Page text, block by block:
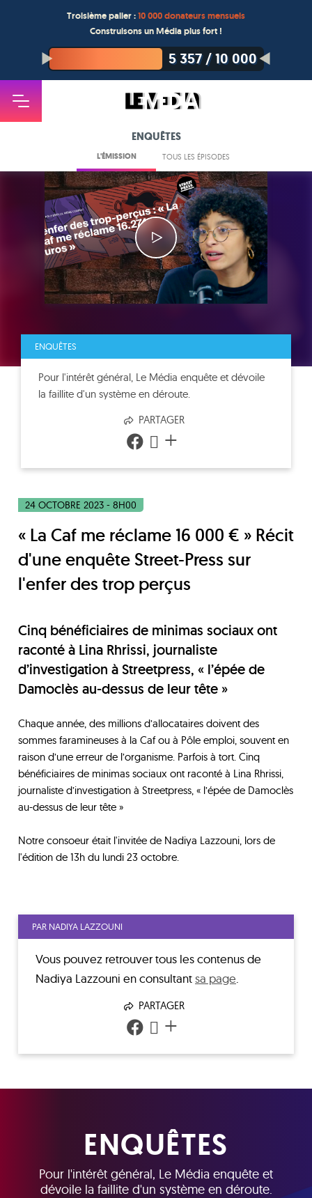
Troisième palier :10 000 donateurs mensuels
Construisons un Média plus fort !
5 357/10 000
ENQUÊTES
L'ÉMISSION TOUS LES ÉPISODES
ENQUÊTES
Pour l'intérêt général, Le Média enquête et dévoile
la faillite d'un système en déroute.
PARTAGER
+
24 OCTOBRE 2023 - 8H00
« La Caf me réclame 16 000 € » Récit
d'une enquête Street-Press sur
l'enfer des trop perçus
Cinq bénéficiaires de minimas sociaux ont
raconté à Lina Rhrissi, journaliste
d’investigation à Streetpress, « l’épée de
Damoclès au-dessus de leur tête »
Chaque année, des millions d’allocataires doivent des
sommes faramineuses à la Caf ou à Pôle emploi, souvent en
raison d’une erreur de l’organisme. Parfois à tort. Cinq
bénéficiaires de minimas sociaux ont raconté à Lina Rhrissi,
journaliste d’investigation à Streetpress, « l’épée de Damoclès
au-dessus de leur tête »
Notre consoeur était l'invitée de Nadiya Lazzouni, lors de
l'édition de 13h du lundi 23 octobre.
PAR NADIYA LAZZOUNI
Vous pouvez retrouver tous les contenus de
Nadiya Lazzouni en consultantsa page
PARTAGER
+
ENQUÊTES
Pour l'intérêt général, Le Média enquête et
dévoile la faillite d'un système en déroute.